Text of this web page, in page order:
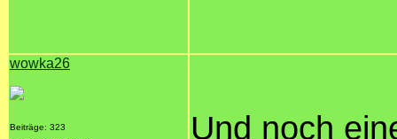
wowka26
Beiträge: 323
Und noch